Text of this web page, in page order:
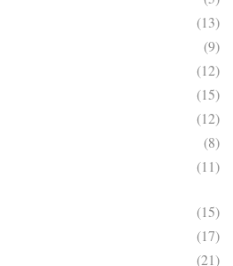
(13)
(9)
(12)
(15)
(12)
(8)
(11)
(15)
(17)
(21)